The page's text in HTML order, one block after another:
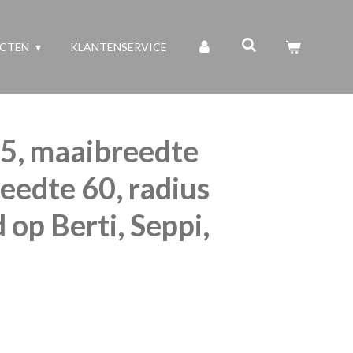
KLANTENSERVICE
maaibreedte
60, radius
op Berti, Seppi,